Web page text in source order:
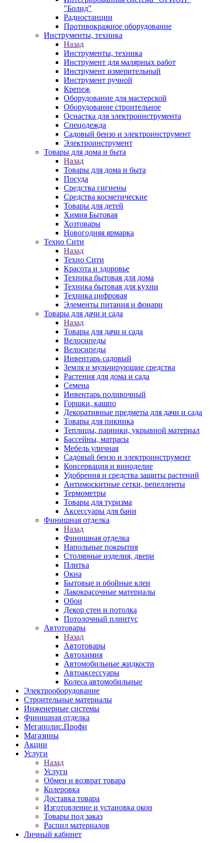
"Болид"
Радиостанции
Противокражное оборудование
Инструменты, техника
Назад
Инструменты, техника
Инструмент для малярных работ
Инструмент измерительный
Инструмент ручной
Крепеж
Оборудование для мастерской
Оборудование строительное
Оснастка для электроинструмента
Спецодежда
Садовый бензо и электроинструмент
Электроинструмент
Товары для дома и быта
Назад
Товары для дома и быта
Посуда
Средства гигиены
Средства косметические
Товары для детей
Химия Бытовая
Хозтовары
Новогодняя ярмарка
Техно Сити
Назад
Техно Сити
Красота и здоровье
Техника бытовая для дома
Техника бытовая для кухни
Техника цифровая
Элементы питания и фонари
Товары для дачи и сада
Назад
Товары для дачи и сада
Велосипеды
Велосипеды
Инвентарь садовый
Земля и мульчирующие средства
Растения для дома и сада
Семена
Инвентарь поливочный
Горшки, кашпо
Декоративные предметы для дачи и сада
Товары для пикника
Теплицы, парники, укрывной материал
Бассейны, матрасы
Мебель уличная
Садовый бензо и электроинструмент
Консервация и виноделие
Удобрения и средства защиты растений
Антимоскитные сетки, репелленты
Термометры
Товары для туризма
Аксессуары для бани
Финишная отделка
Назад
Финишная отделка
Напольные покрытия
Столярные изделия, двери
Плитка
Окна
Бытовые и обойные клеи
Лакокрасочные материалы
Обои
Декор стен и потолка
Потолочный плинтус
Автотовары
Назад
Автотовары
Автохимия
Автомобильные жидкости
Автоаксессуары
Колеса автомобильные
Электрооборудование
Строительные материалы
Инженерные системы
Финишная отделка
Мегаполис.Профи
Магазины
Акции
Услуги
Назад
Услуги
Обмен и возврат товара
Колеровка
Доставка товара
Изготовление и установка окон
Товары под заказ
Распил материалов
Личный кабинет